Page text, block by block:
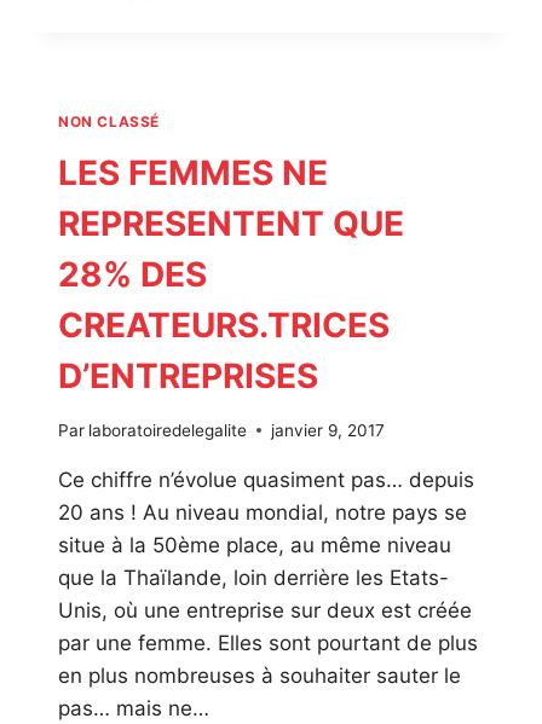
DE
SUCCES
POUR
LES
ENTREPRISES
NON CLASSÉ
LES FEMMES NE
REPRESENTENT QUE
28% DES
CREATEURS.TRICES
D’ENTREPRISES
Par laboratoiredelegalite janvier 9, 2017
Ce chiffre n’évolue quasiment pas… depuis
20 ans ! Au niveau mondial, notre pays se
situe à la 50ème place, au même niveau
que la Thaïlande, loin derrière les Etats-
Unis, où une entreprise sur deux est créée
par une femme. Elles sont pourtant de plus
en plus nombreuses à souhaiter sauter le
pas… mais ne…